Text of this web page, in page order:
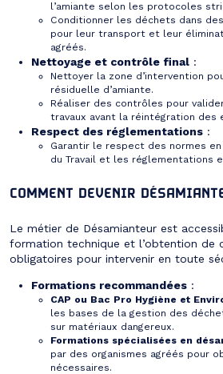
l’amiante selon les protocoles
Conditionner les déchets dans
pour leur transport et leur
agréés.
Nettoyage et contrôle final :
Nettoyer la zone d’intervention
résiduelle d’amiante.
Réaliser des contrôles pour
travaux avant la réintégration des
Respect des réglementations :
Garantir le respect des normes en
du Travail et les réglementations
COMMENT DEVENIR
Le métier de Désamianteur est
formation technique et l’obtention de
obligatoires pour intervenir en toute
Formations recommandées :
CAP ou Bac Pro Hygiène et
les bases de la gestion des
sur matériaux dangereux.
Formations spécialisées en
par des organismes agréés pour
nécessaires.